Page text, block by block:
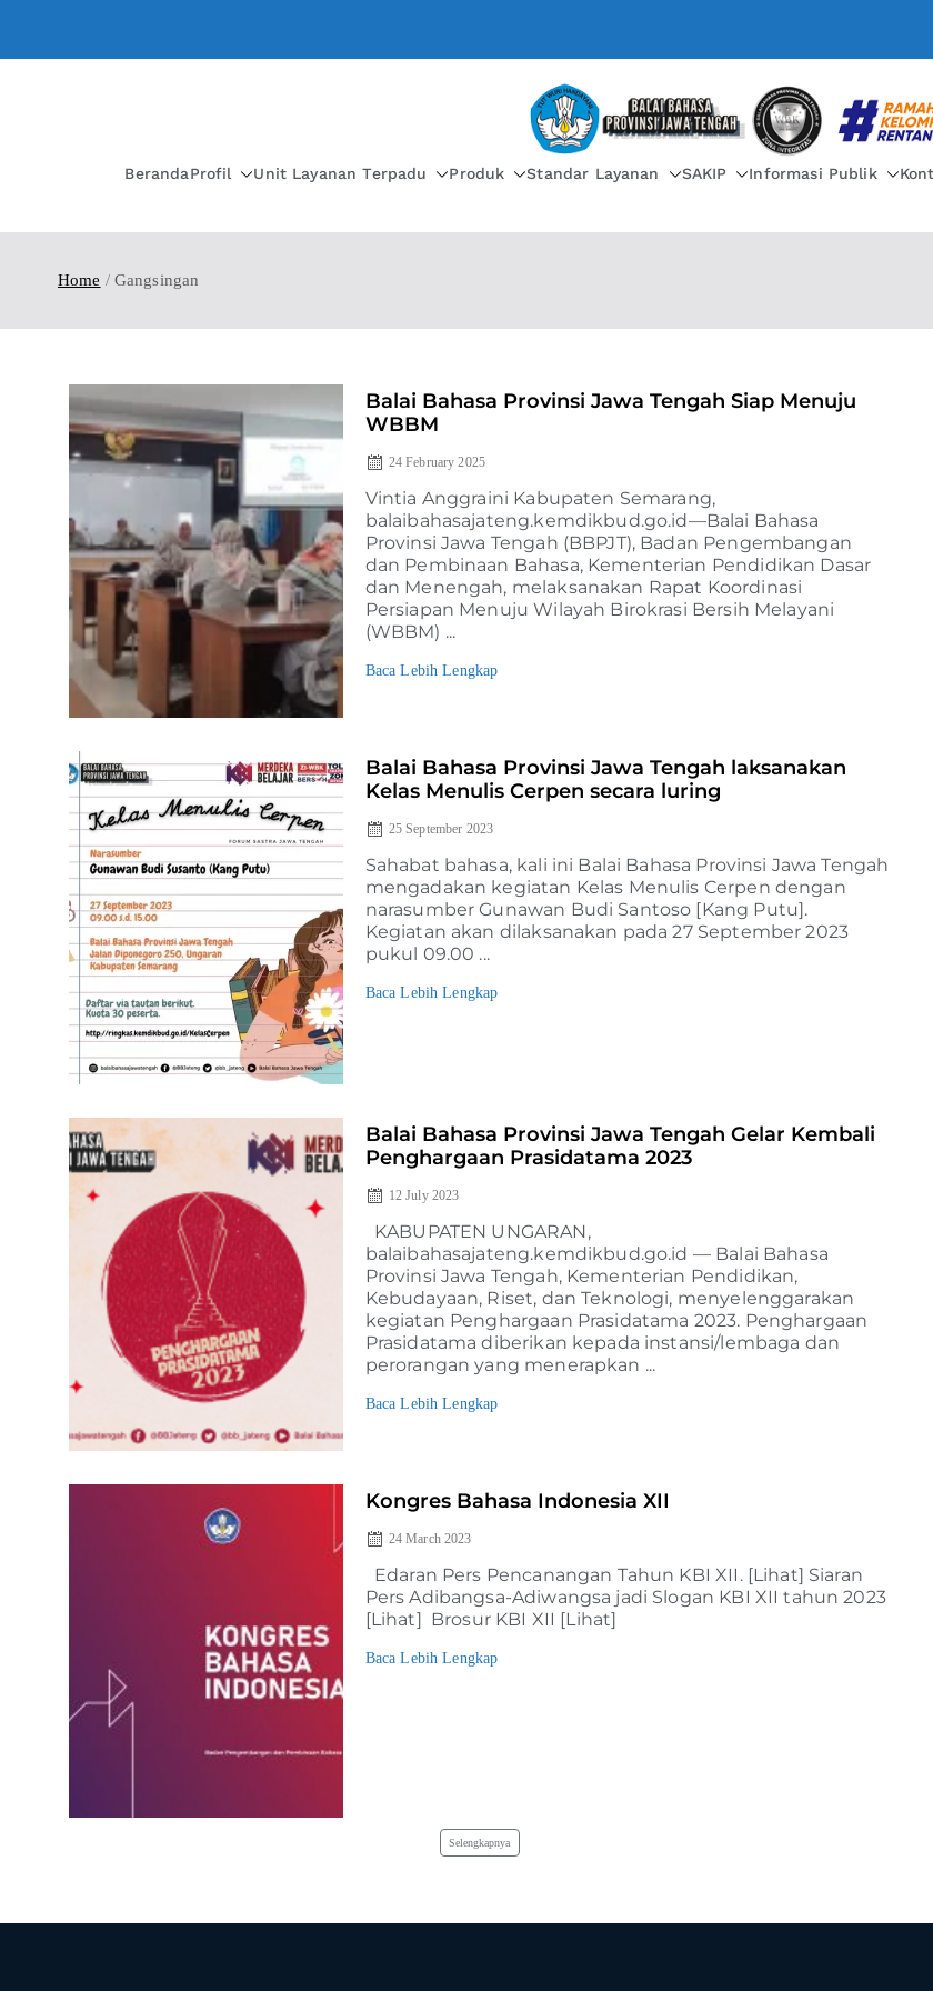
BALAI BAHASA
BerandaProfil Unit Layanan Terpadu Produk Standar Layanan SAKIP Informasi Publik
Home Gangsingan
Balai Bahasa Provinsi Jawa Tengah Siap Menuju
WBBM
24 February 2025
Vintia Anggraini Kabupaten Semarang,
balaibahasajateng.kemdikbud.go.id—Balai Bahasa
Provinsi Jawa Tengah (BBPJT), Badan Pengembangan
dan Pembinaan Bahasa, Kementerian Pendidikan Dasar
dan Menengah, melaksanakan Rapat Koordinasi
Persiapan Menuju Wilayah Birokrasi Bersih Melayani
(WBBM) ...
Baca Lebih Lengkap
Balai Bahasa Provinsi Jawa Tengah laksanakan
Kelas Menulis Cerpen secara luring
25 September 2023
Sahabat bahasa, kali ini Balai Bahasa Provinsi Jawa Tengah
mengadakan kegiatan Kelas Menulis Cerpen dengan
narasumber Gunawan Budi Santoso [Kang Putu].
Kegiatan akan dilaksanakan pada 27 September 2023
pukul 09.00 ...
Baca Lebih Lengkap
Balai Bahasa Provinsi Jawa Tengah Gelar Kembali
Penghargaan Prasidatama 2023
12 July 2023
KABUPATEN UNGARAN,
balaibahasajateng.kemdikbud.go.id — Balai Bahasa
Provinsi Jawa Tengah, Kementerian Pendidikan,
Kebudayaan, Riset, dan Teknologi, menyelenggarakan
kegiatan Penghargaan Prasidatama 2023. Penghargaan
Prasidatama diberikan kepada instansi/lembaga dan
perorangan yang menerapkan ...
Baca Lebih Lengkap
Kongres Bahasa Indonesia XII
24 March 2023
Edaran Pers Pencanangan Tahun KBI XII. [Lihat] Siaran
Pers Adibangsa-Adiwangsa jadi Slogan KBI XII tahun 2023
[Lihat] Brosur KBI XII [Lihat]
Baca Lebih Lengkap
Selengkapnya